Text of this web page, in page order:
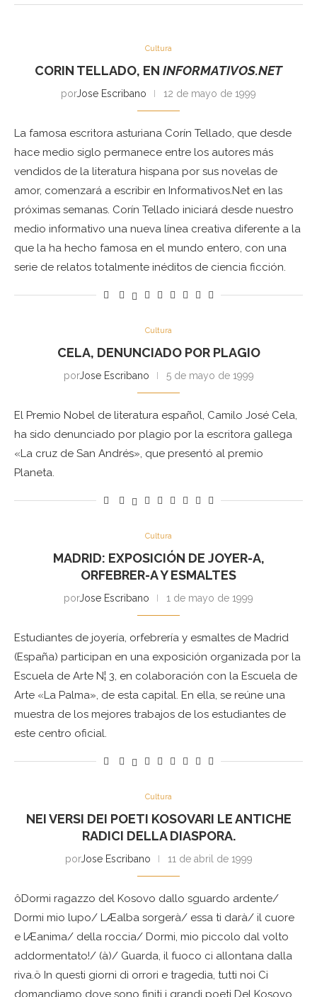
Cultura
CORIN TELLADO, EN INFORMATIVOS.NET
porJose Escribano 12 de mayo de 1999
La famosa escritora asturiana Corín Tellado, que desde
hace medio siglo permanece entre los autores más
vendidos de la literatura hispana por sus novelas de
amor, comenzará a escribir en Informativos.Net en las
próximas semanas. Corín Tellado iniciará desde nuestro
medio informativo una nueva línea creativa diferente a la
que la ha hecho famosa en el mundo entero, con una
serie de relatos totalmente inéditos de ciencia ficción.
Cultura
CELA, DENUNCIADO POR PLAGIO
porJose Escribano 5 de mayo de 1999
El Premio Nobel de literatura español, Camilo José Cela,
ha sido denunciado por plagio por la escritora gallega
«La cruz de San Andrés», que presentó al premio
Planeta.
Cultura
MADRID: EXPOSICIÓN DE JOYER-A,
ORFEBRER-A Y ESMALTES
porJose Escribano 1 de mayo de 1999
Estudiantes de joyería, orfebrería y esmaltes de Madrid
(España) participan en una exposición organizada por la
Escuela de Arte N¦ 3, en colaboración con la Escuela de
Arte «La Palma», de esta capital. En ella, se reúne una
muestra de los mejores trabajos de los estudiantes de
este centro oficial.
Cultura
NEI VERSI DEI POETI KOSOVARI LE ANTICHE
RADICI DELLA DIASPORA.
porJose Escribano 11 de abril de 1999
ôDormi ragazzo del Kosovo dallo sguardo ardente/
Dormi mio lupo/ LÆalba sorgerà/ essa ti darà/ il cuore
e lÆanima/ della roccia/ Dormi, mio piccolo dal volto
addormentato!/ (à)/ Guarda, il fuoco ci allontana dalla
riva.ö In questi giorni di orrori e tragedia, tutti noi Ci
domandiamo dove sono finiti i grandi poeti Del Kosovo,